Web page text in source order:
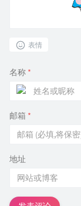
表情
名称 *
邮箱 *
地址